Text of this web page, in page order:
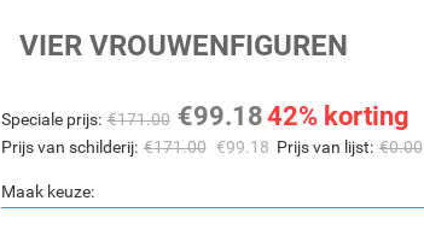
VIER VROUWENFIGUREN
Speciale prijs: €171.00 €99.1842% korting
Prijs van schilderij: €171.00 €99.18 Prijs van lijst: €0.00
Maak keuze: